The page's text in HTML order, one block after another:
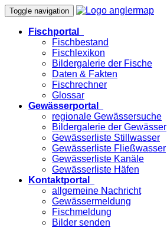
Toggle navigation
Fischportal
Fischbestand
Fischlexikon
Bildergalerie der Fische
Daten & Fakten
Fischrechner
Glossar
Gewässerportal
regionale Gewässersuche
Bildergalerie der Gewässer
Gewässerliste Stillwasser
Gewässerliste Fließwasser
Gewässerliste Kanäle
Gewässerliste Häfen
Kontaktportal
allgemeine Nachricht
Gewässermeldung
Fischmeldung
Bilder senden